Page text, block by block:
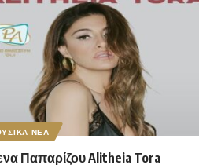
ΝΕΑ
Παπαρίζου Alitheia Tora